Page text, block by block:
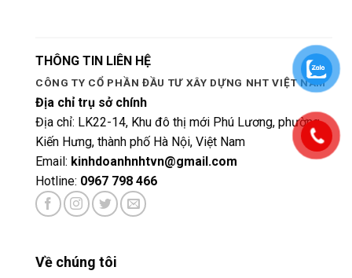
THÔNG TIN LIÊN HỆ
CÔNG TY CỔ PHẦN ĐẦU TƯ XÂY DỰNG NHT VIỆT NAM
Địa chỉ trụ sở chính
Địa chỉ: LK22-14, Khu đô thị mới Phú Lương, phường
Kiến Hưng, thành phố Hà Nội, Việt Nam
Email: kinhdoanhnhtvn@gmail.com
Hotline: 0967 798 466
Về chúng tôi